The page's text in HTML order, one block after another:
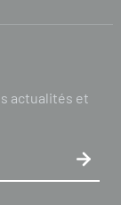
actualités et